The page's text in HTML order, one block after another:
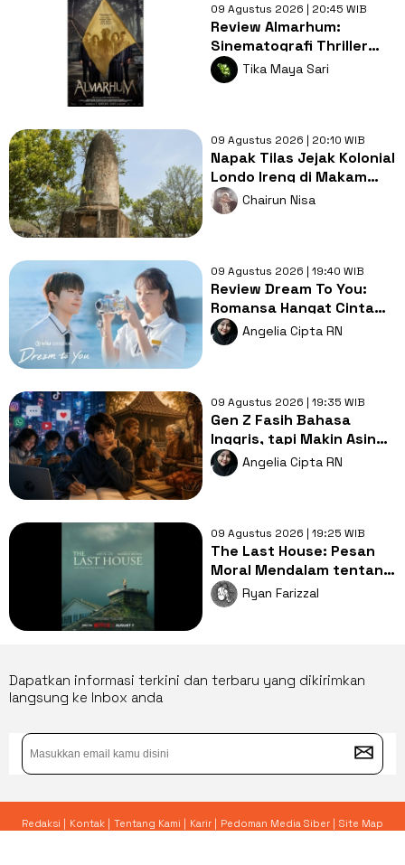
09 Agustus 2026 | 20:45 WIB
Review Almarhum:
Sinematografi Thriller
Misteri Bernyawa
Kearifan Lokal
Tika Maya Sari
09 Agustus 2026 | 20:10 WIB
Napak Tilas Jejak Kolonial
Londo Ireng di Makam
Kherkof Purworejo
Chairun Nisa
09 Agustus 2026 | 19:40 WIB
Review Dream To You:
Romansa Hangat Cinta
Pertama, Luka dan
Impian
Angelia Cipta RN
09 Agustus 2026 | 19:35 WIB
Gen Z Fasih Bahasa
Inggris, tapi Makin Asing
dengan Bahasa Ibu,
Mengapa?
Angelia Cipta RN
09 Agustus 2026 | 19:25 WIB
The Last House: Pesan
Moral Mendalam tentang
Hubungan Manusia dan
Alam
Ryan Farizzal
Dapatkan informasi terkini dan terbaru yang dikirimkan
langsung ke Inbox anda
Redaksi | Kontak | Tentang Kami | Karir | Pedoman Media Siber | Site Map